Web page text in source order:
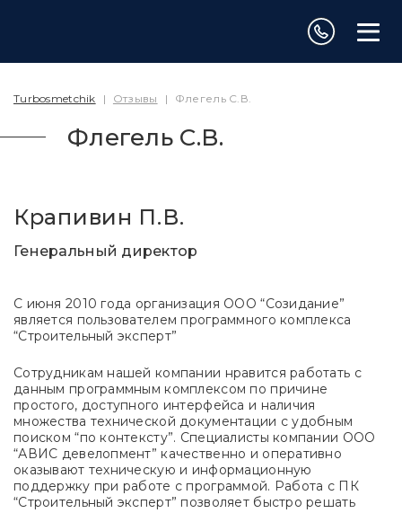
Turbosmetchik | Отзывы | Флегель С.В.
Флегель С.В.
Крапивин П.В.
Генеральный директор
С июня 2010 года организация ООО “Созидание”
является пользователем программного комплекса
“Строительный эксперт”
Сотрудникам нашей компании нравится работать с
данным программным комплексом по причине
простого, доступного интерфейса и наличия
множества технической документации с удобным
поиском “по контексту”. Специалисты компании ООО
“АВИС девелопмент” качественно и оперативно
оказывают техническую и информационную
поддержку при работе с программой. Работа с ПК
“Строительный эксперт” позволяет быстро решать